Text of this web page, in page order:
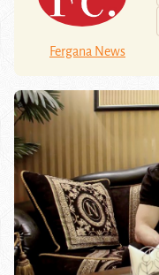
Fergana News